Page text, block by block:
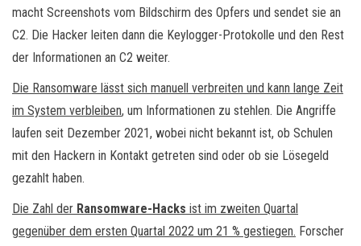
macht Screenshots vom Bildschirm des Opfers und sendet sie an
C2. Die Hacker leiten dann die Keylogger-Protokolle und den Rest
der Informationen an C2 weiter.
Die Ransomware lässt sich manuell verbreiten und kann lange Zeit
im System verbleiben, um Informationen zu stehlen. Die Angriffe
laufen seit Dezember 2021, wobei nicht bekannt ist, ob Schulen
mit den Hackern in Kontakt getreten sind oder ob sie Lösegeld
gezahlt haben.
Die Zahl der Ransomware-Hacks ist im zweiten Quartal
gegenüber dem ersten Quartal 2022 um 21 % gestiegen. Forscher